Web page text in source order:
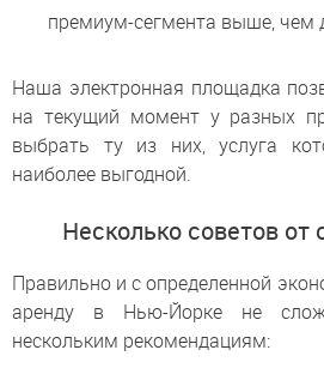
премиум-сегмента выше, чем
Наша электронная площадка
на текущий момент у разных
выбрать ту из них, услуга
наиболее выгодной.
Несколько советов от
Правильно и с определенной
аренду в Нью-Йорке не
нескольким рекомендациям: